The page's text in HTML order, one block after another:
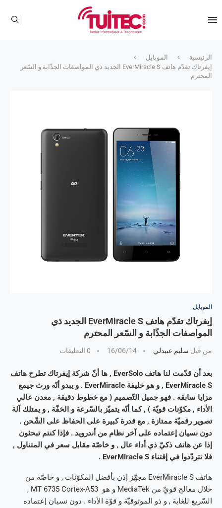
الرئيسية
الموبايل
إيفرتاك تقدّم هاتف EverMiracle S الجديد ذي المواصفات الجذّابة و السّعر
المحترم
الموبايل
إيفرتاك تقدّم هاتف EverMiracle S الجديد ذي
المواصفات الجذّابة و السّعر المحترم
من قبل سليم عبيدلي 16/06/14 0 التعليقات
بعد أن قدّمت لنا هاتف EverSolo , ها أنّ شركة إيفرتاك تطرح هاتف
EverMiracle S , و هو خليفة EverMiracle . و يبدو أنّه ورث جيمع
مزايا سابقه . فهو جميل التّصميم ( مع خطوط دقيقة , معدن عالي
الأداء , مكوّنات قويّة ) , كما أنّه يتميّز بالسّرعة و الخفّة , و يمتلك آلة
تصوير رقميّة ممتازة , مع قدرة كبيرة على الحفاظ على الشّحن .
دون نسيان إعتماده على آخر نظام من أندرويد . فإذا كنتم تبحثون
إذا عن هاتف ذكيّ ذي أداء عال , و خاصّة مقابل سعر في المتناول ,
فلا تتردّدوا في إقتناء EverMiracle S .
هاتف EverMiracle S مجهّز إذن بأفضل المكوّنات , و خاصّة من
خلال معالج قويّ من MediaTek و هو MT 6735 Cortex-A53 ,
السّريع للغاية , و ذو الموثوقيّة و قوّة الأداء . دون نسيان إعتماده